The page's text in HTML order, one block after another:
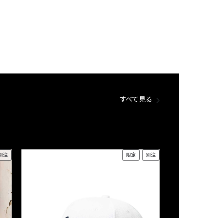
すべて見る
注 限定 別注